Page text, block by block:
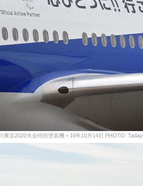
東京2020大会特別塗装機＝16年10月14日 PHOTO: